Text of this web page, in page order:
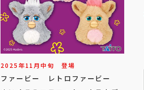
2025年11月中旬 登場
ファービー レトロファービー